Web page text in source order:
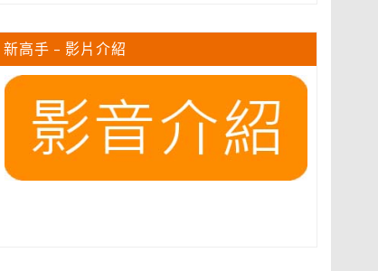
新高手 – 影片介紹